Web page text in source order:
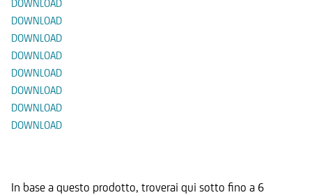
DOWNLOAD
DOWNLOAD
DOWNLOAD
DOWNLOAD
DOWNLOAD
DOWNLOAD
DOWNLOAD
DOWNLOAD
In base a questo prodotto, troverai qui sotto fino a 6